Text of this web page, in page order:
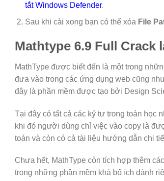
tắt Windows Defender.
Sau khi cài xong bạn có thể xóa File
Mathtype 6.9 Full Crack
MathType được biết đến là một trong
đưa vào trong các ứng dụng web cũng
đây là phần mềm được tạo bởi Design
Tại đây có tất cả các ký tự trong toán học
khi đó người dùng chỉ việc vào copy là
toán và còn có cả tài liệu hướng dẫn chi
Chưa hết, MathType còn tích hợp thêm
trong những phần mềm khá bổ ích dành